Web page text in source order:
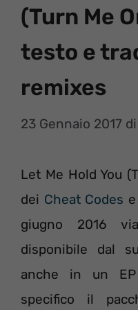
(Turn Me
testo e
remixes
23 Gennaio 2017 di
Let Me Hold You
dei Cheat Codes
giugno 2016
disponibile dal
anche in un
specifico il